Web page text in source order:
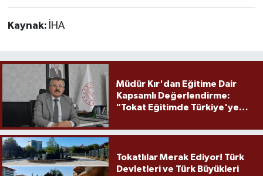
Kaynak: İHA
Müdür Kır'dan Eğitime Dair
Kapsamlı Değerlendirme:
"Tokat Eğitimde Türkiye'ye
Tokatlılar Merak Ediyor! Türk
Devletleri ve Türk Büyükleri